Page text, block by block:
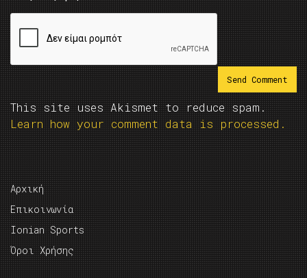
This site uses Akismet to reduce spam.
Learn how your comment data is processed.
Αρχική
Επικοινωνία
Ionian Sports
Όροι Χρήσης